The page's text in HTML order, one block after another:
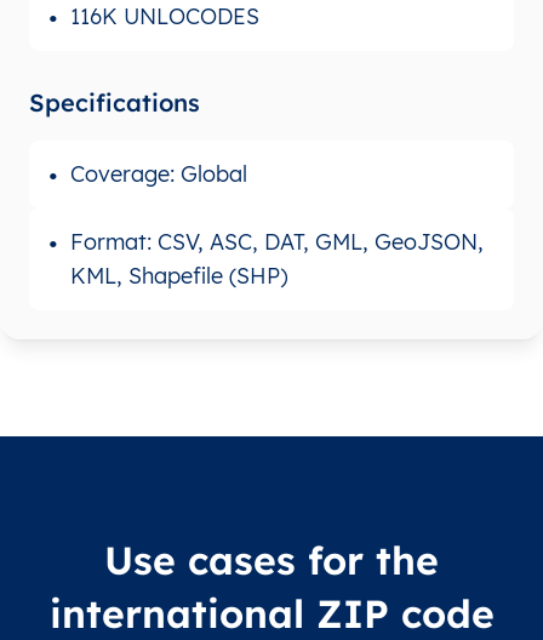
116K UNLOCODES
Specifications
Coverage: Global
Format: CSV, ASC, DAT, GML, GeoJSON,
KML, Shapefile (SHP)
Use cases for the
international ZIP code